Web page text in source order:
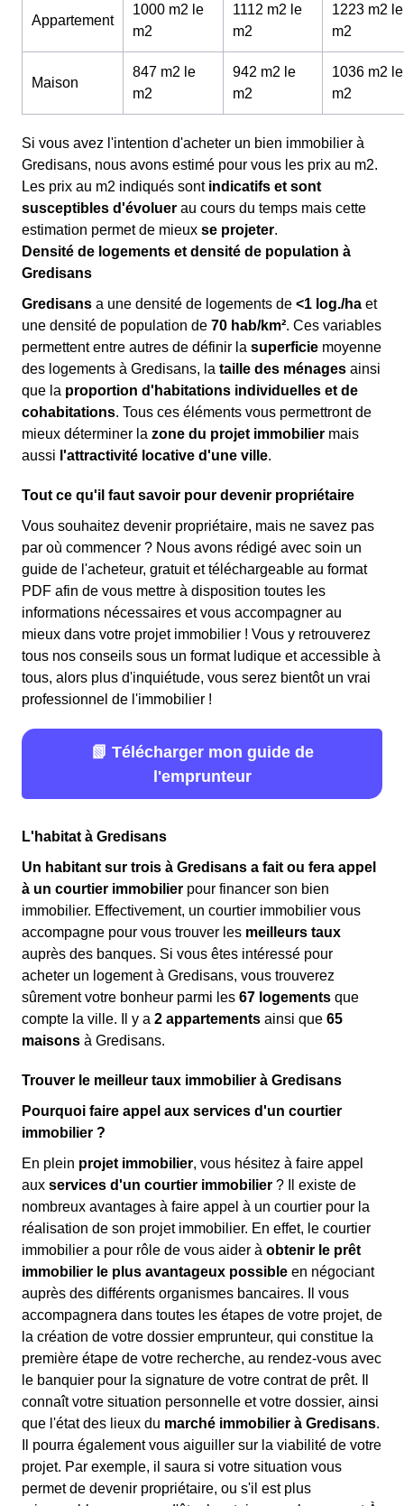
Appartement
1000 m2 le
m2
1112 m2 le
m2
1223 m2 le
m2
Maison
847 m2 le
m2
942 m2 le
m2
1036 m2 le
m2
Si vous avez l'intention d'acheter un bien immobilier à
Gredisans, nous avons estimé pour vous les prix au m2.
Les prix au m2 indiqués sont indicatifs et sont
susceptibles d'évoluer au cours du temps mais cette
estimation permet de mieux se projeter.
Densité de logements et densité de population à
Gredisans
Gredisans a une densité de logements de <1 log./ha et
une densité de population de 70 hab/km². Ces variables
permettent entre autres de définir la superficie moyenne
des logements à Gredisans, la taille des ménages ainsi
que la proportion d'habitations individuelles et de
cohabitations. Tous ces éléments vous permettront de
mieux déterminer la zone du projet immobilier mais
aussi l'attractivité locative d'une ville.
Tout ce qu'il faut savoir pour devenir propriétaire
Vous souhaitez devenir propriétaire, mais ne savez pas
par où commencer ? Nous avons rédigé avec soin un
guide de l'acheteur, gratuit et téléchargeable au format
PDF afin de vous mettre à disposition toutes les
informations nécessaires et vous accompagner au
mieux dans votre projet immobilier ! Vous y retrouverez
tous nos conseils sous un format ludique et accessible à
tous, alors plus d'inquiétude, vous serez bientôt un vrai
professionnel de l'immobilier !
📗 Télécharger mon guide de
l'emprunteur
L'habitat à Gredisans
Un habitant sur trois à Gredisans a fait ou fera appel
à un courtier immobilier pour financer son bien
immobilier. Effectivement, un courtier immobilier vous
accompagne pour vous trouver les meilleurs taux
auprès des banques. Si vous êtes intéressé pour
acheter un logement à Gredisans, vous trouverez
sûrement votre bonheur parmi les 67 logements que
compte la ville. Il y a 2 appartements ainsi que 65
maisons à Gredisans.
Trouver le meilleur taux immobilier à Gredisans
Pourquoi faire appel aux services d'un courtier
immobilier ?
En plein projet immobilier, vous hésitez à faire appel
aux services d'un courtier immobilier ? Il existe de
nombreux avantages à faire appel à un courtier pour la
réalisation de son projet immobilier. En effet, le courtier
immobilier a pour rôle de vous aider à obtenir le prêt
immobilier le plus avantageux possible en négociant
auprès des différents organismes bancaires. Il vous
accompagnera dans toutes les étapes de votre projet, de
la création de votre dossier emprunteur, qui constitue la
première étape de votre recherche, au rendez-vous avec
le banquier pour la signature de votre contrat de prêt. Il
connaît votre situation personnelle et votre dossier, ainsi
que l'état des lieux du marché immobilier à Gredisans.
Il pourra également vous aiguiller sur la viabilité de votre
projet. Par exemple, il saura si votre situation vous
permet de devenir propriétaire, ou s'il est plus